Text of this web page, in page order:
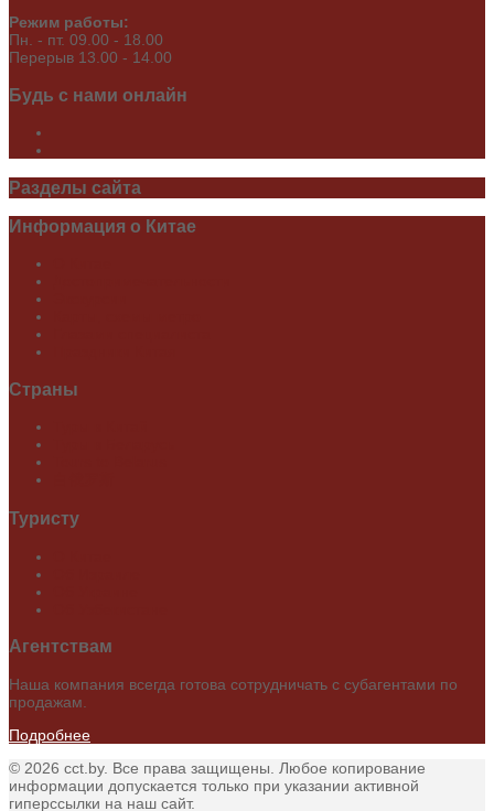
Режим работы:
Пн. - пт. 09.00 - 18.00
Перерыв 13.00 - 14.00
Будь с нами онлайн
Разделы сайта
Информация о Китае
Страны
Туристу
Агентствам
Наша компания всегда готова сотрудничать с субагентами по
продажам.
Подробнее
© 2026 cct.by. Все права защищены. Любое копирование
информации допускается только при указании активной
гиперссылки на наш сайт.